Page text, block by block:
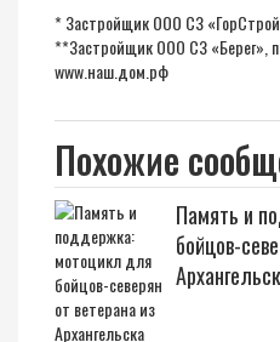
* Застройщик ООО СЗ
**Застройщик ООО СЗ «Берег»,
www.наш.дом.рф
Похожие
Память и
бойцов-